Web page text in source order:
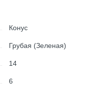
Конус
Грубая (Зеленая)
14
6